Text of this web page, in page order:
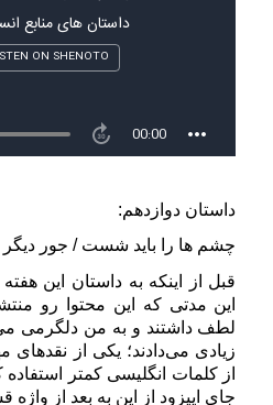
داستان دوازدهم:
چشم ها را باید شست / جور دیگر
قبل از اینکه به داستان این
این مدتی که این محتوا رو
لطف داشتند و به من دلگرمی
زیادی می‌دادند؛ یکی از
از کلمات انگلیسی کمتر
جای اپیزود از این به بعد از